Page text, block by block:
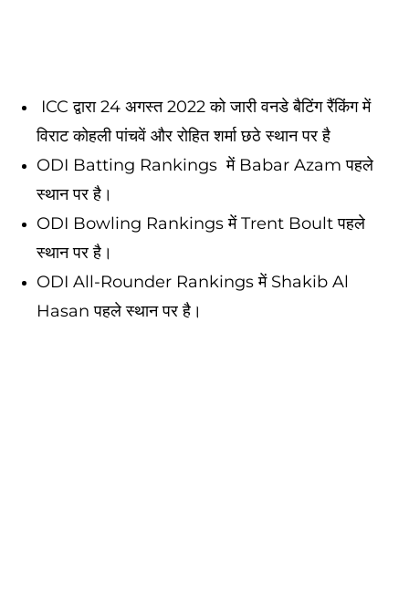
ICC द्वारा 24 अगस्त 2022 को जारी वनडे बैटिंग रैंकिंग में
विराट कोहली पांचवें और रोहित शर्मा छठे स्थान पर है
ODI Batting Rankings में Babar Azam पहले
स्थान पर है।
ODI Bowling Rankings में Trent Boult पहले
स्थान पर है।
ODI All-Rounder Rankings में Shakib Al
Hasan पहले स्थान पर है।